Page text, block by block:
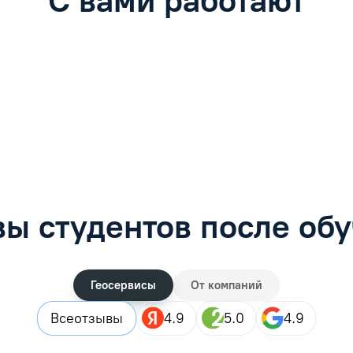
студентов после
Геосервисы От компаний
Всеотзывы 4.9 5.0 4.9